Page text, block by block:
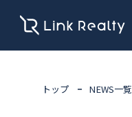
トップ NEWS一覧